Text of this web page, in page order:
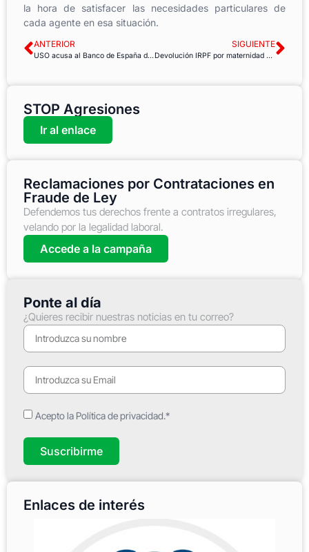
la hora de satisfacer las necesidades particulares de
cada agente en esa situación.
ANTERIOR
USO acusa al Banco de España de querer seguir empobreciendo a la población española
SIGUIENTE
Devolución IRPF por maternidad a los funcionarios
STOP Agresiones
Ir al enlace
Reclamaciones por Contrataciones en
Fraude de Ley
Defendemos tus derechos frente a contratos irregulares,
velando por la legalidad laboral.
Accede a la campaña
Ponte al día
¿Quieres recibir nuestras noticias en tu correo?
Acepto la Política de privacidad.*
Suscribirme
Enlaces de interés